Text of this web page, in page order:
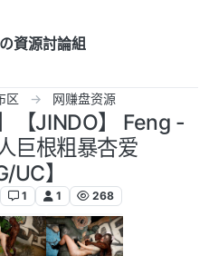
資源討論組
区 网赚盘资源
【JINDO】 Feng -
巨根粗暴杏爱
UC】
1 1 268